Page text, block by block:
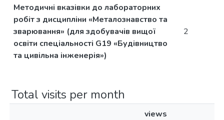
Методичні вказівки до лабораторних
робіт з дисципліни «Металознавство та
зварювання» (для здобувачів вищої
освіти спеціальності G19 «Будівництво
та цивільна інженерія»)
2
Total visits per month
views